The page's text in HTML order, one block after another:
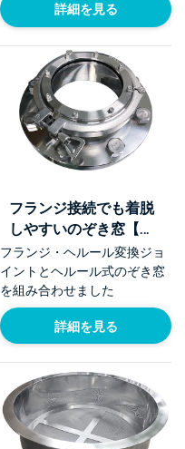
詳細を見る
フランジ接続でも着脱
しやすいのぞき窓【採
用事例】
フランジ・ヘルール変換ジョ
イントとヘルール式のぞき窓
を組み合わせました
詳細を見る